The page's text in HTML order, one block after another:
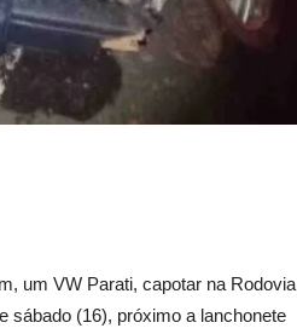
um VW Parati, capotar na Rodovia
sábado (16), próximo a lanchonete